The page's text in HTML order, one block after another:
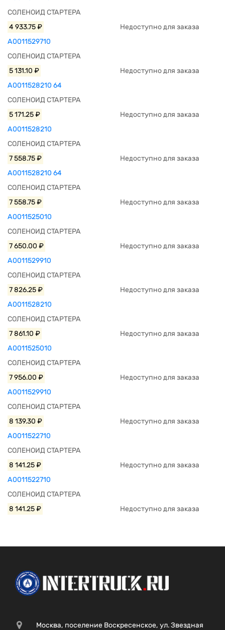
СОЛЕНОИД СТАРТЕРА
4 933.75 ₽
Недоступно для заказа
A0011529710
СОЛЕНОИД СТАРТЕРА
5 131.10 ₽
Недоступно для заказа
A0011528210 64
СОЛЕНОИД СТАРТЕРА
5 171.25 ₽
Недоступно для заказа
A0011528210
СОЛЕНОИД СТАРТЕРА
7 558.75 ₽
Недоступно для заказа
A0011528210 64
СОЛЕНОИД СТАРТЕРА
7 558.75 ₽
Недоступно для заказа
A0011525010
СОЛЕНОИД СТАРТЕРА
7 650.00 ₽
Недоступно для заказа
A0011529910
СОЛЕНОИД СТАРТЕРА
7 826.25 ₽
Недоступно для заказа
A0011528210
СОЛЕНОИД СТАРТЕРА
7 861.10 ₽
Недоступно для заказа
A0011525010
СОЛЕНОИД СТАРТЕРА
7 956.00 ₽
Недоступно для заказа
A0011529910
СОЛЕНОИД СТАРТЕРА
8 139.30 ₽
Недоступно для заказа
A0011522710
СОЛЕНОИД СТАРТЕРА
8 141.25 ₽
Недоступно для заказа
A0011522710
СОЛЕНОИД СТАРТЕРА
8 141.25 ₽
Недоступно для заказа
Москва, поселение Воскресенское, ул. Звездная